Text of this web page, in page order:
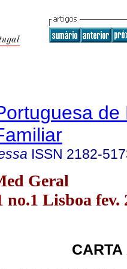
de
ISSN 2182-
Geral
no.1 Lisboa fev.